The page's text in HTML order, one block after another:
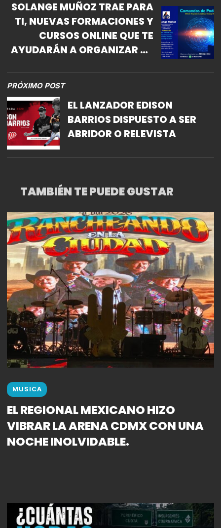
SOLANGE MUÑOZ TRAE PARA
TI, NUEVAS FORMACIONES Y
CURSOS ONLINE QUE TE
AYUDARÁN A ORGANIZAR TU
EVITAR EL STRESS, GENERAR
PROSPERIDAD Y MEJORAR
TUS RELACIONES.
PRÓXIMO POST
EL LANZADOR EDISON
BARRIOS DISPUESTO A SER
ABRIDOR O RELEVISTA
TAMBIÉN TE PUEDE GUSTAR
MUSICA
EL REGIONAL MEXICANO HIZO
VIBRAR LA ARENA CDMX CON UNA
NOCHE INOLVIDABLE.